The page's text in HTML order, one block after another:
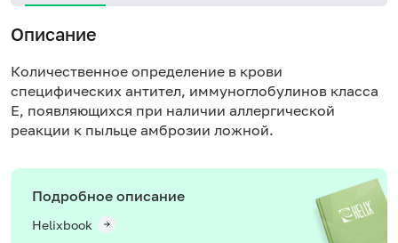
Описание
Количественное определение в крови
специфических антител, иммуноглобулинов класса
E, появляющихся при наличии аллергической
реакции к пыльце амброзии ложной.
Подробное описание
Helixbook